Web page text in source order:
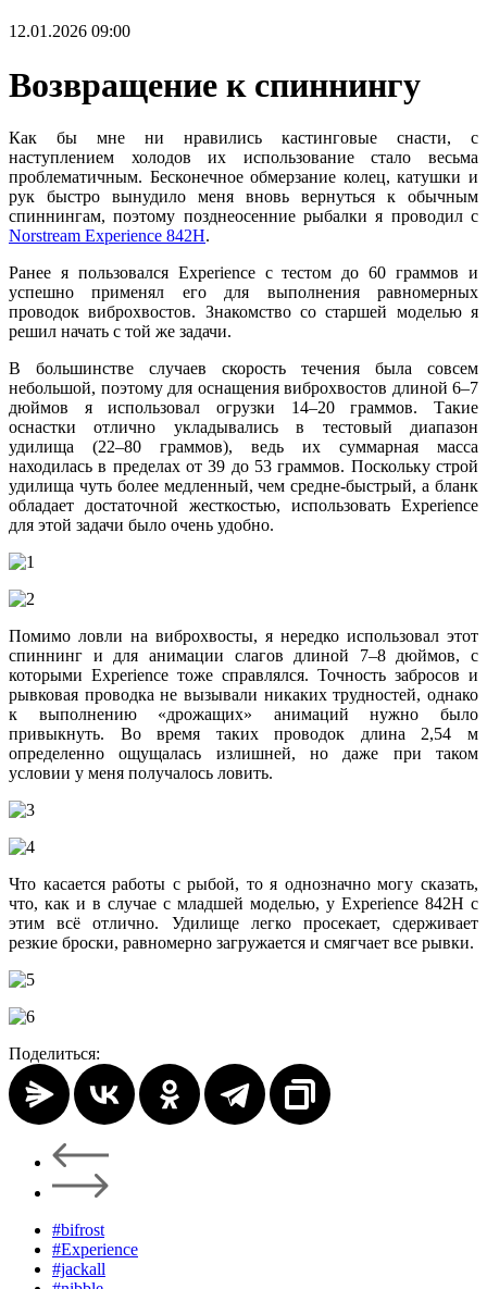
12.01.2026 09:00
Возвращение к спиннингу
Как бы мне ни нравились кастинговые снасти, с
наступлением холодов их использование стало весьма
проблематичным. Бесконечное обмерзание колец, катушки и
рук быстро вынудило меня вновь вернуться к обычным
спиннингам, поэтому позднеосенние рыбалки я проводил с
Norstream Experience 842H.
Ранее я пользовался Experience с тестом до 60 граммов и
успешно применял его для выполнения равномерных
проводок виброхвостов. Знакомство со старшей моделью я
решил начать с той же задачи.
В большинстве случаев скорость течения была совсем
небольшой, поэтому для оснащения виброхвостов длиной 6–7
дюймов я использовал огрузки 14–20 граммов. Такие
оснастки отлично укладывались в тестовый диапазон
удилища (22–80 граммов), ведь их суммарная масса
находилась в пределах от 39 до 53 граммов. Поскольку строй
удилища чуть более медленный, чем средне-быстрый, а бланк
обладает достаточной жесткостью, использовать Experience
для этой задачи было очень удобно.
Помимо ловли на виброхвосты, я нередко использовал этот
спиннинг и для анимации слагов длиной 7–8 дюймов, с
которыми Experience тоже справлялся. Точность забросов и
рывковая проводка не вызывали никаких трудностей, однако
к выполнению «дрожащих» анимаций нужно было
привыкнуть. Во время таких проводок длина 2,54 м
определенно ощущалась излишней, но даже при таком
условии у меня получалось ловить.
Что касается работы с рыбой, то я однозначно могу сказать,
что, как и в случае с младшей моделью, у Experience 842H с
этим всё отлично. Удилище легко просекает, сдерживает
резкие броски, равномерно загружается и смягчает все рывки.
Поделиться:
#bifrost
#Experience
#jackall